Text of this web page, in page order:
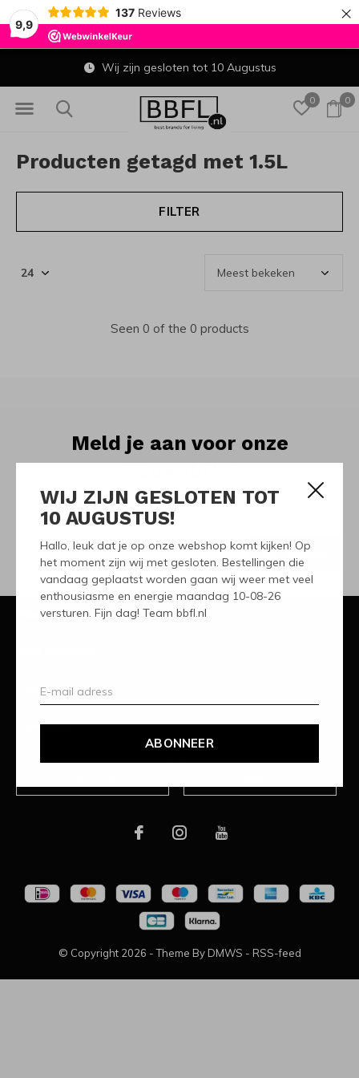
9,9
137 Reviews ×
WIJ ZIJN GESLOTEN TOT
10 AUGUSTUS!
Hallo, leuk dat je op onze webshop komt kijken! Op
het moment zijn wij met gesloten. Bestellingen die
vandaag geplaatst worden gaan wij weer met veel
enthousiasme en energie maandag 10-08-26
versturen. Fijn dag! Team bbfl.nl
ABONNEER
0 0
Wij zijn gesloten tot 10 Augustus
Producten getagd met 1.5L
FILTER
Seen 0 of the 0 products
Meld je aan voor onze
nieuwsbrief
Ontvang de nieuwste aanbiedingen en promoties
ABONNEER
Klantenservice
Categorieën
Over ons
© Copyright 2026 - Theme By DMWS - RSS-feed